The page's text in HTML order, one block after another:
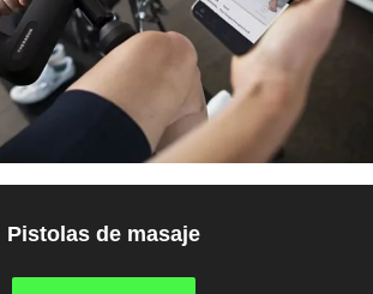
Pistolas de masaje